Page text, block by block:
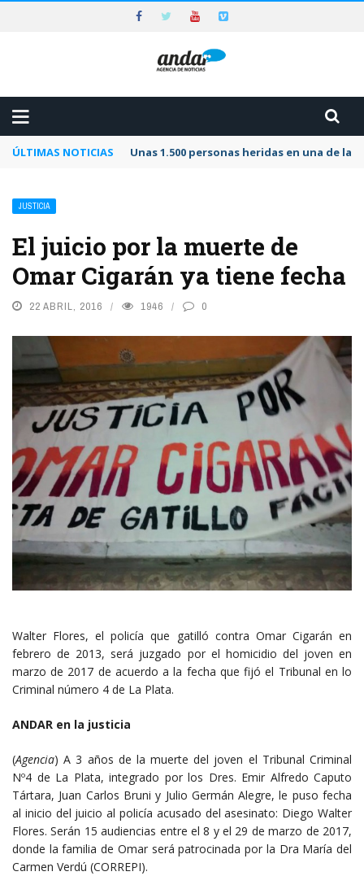
ÚLTIMAS NOTICIAS Unas 1.500 personas heridas en una de
JUSTICIA
El juicio por la muerte de
Omar Cigarán ya tiene fecha
22 ABRIL, 2016 1946 0
Walter Flores, el policía que gatilló contra Omar Cigarán en
febrero de 2013, será juzgado por el homicidio del joven en
marzo de 2017 de acuerdo a la fecha que fijó el Tribunal en lo
Criminal número 4 de La Plata.
ANDAR en la justicia
(Agencia) A 3 años de la muerte del joven el Tribunal Criminal
Nº4 de La Plata, integrado por los Dres. Emir Alfredo Caputo
Tártara, Juan Carlos Bruni y Julio Germán Alegre, le puso fecha
al inicio del juicio al policía acusado del asesinato: Diego Walter
Flores. Serán 15 audiencias entre el 8 y el 29 de marzo de 2017,
donde la familia de Omar será patrocinada por la Dra María del
Carmen Verdú (CORREPI).